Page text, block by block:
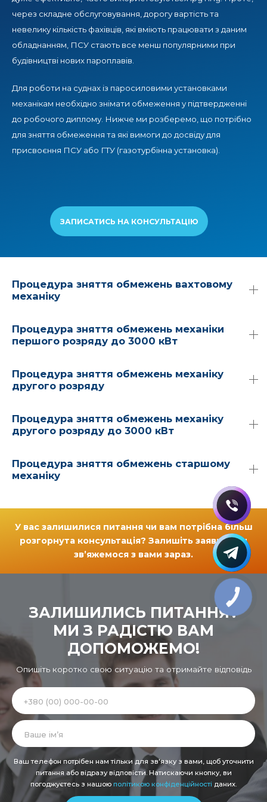
через складне обслуговування, дорогу вартість та
невелику кількість фахівців, які вміють працювати з даним
обладнанням, ПСУ стають все менш популярними при
будівництві нових пароплавів.
Для роботи на суднах із паросиловими установками
механікам необхідно знімати обмеження у підтвердженні
до робочого диплому. Нижче ми розберемо, що потрібно
для зняття обмеження та які вимоги до досвіду для
присвоєння ПСУ або ГТУ (газотурбінна установка).
ЗАПИСАТИСЬ НА КОНСУЛЬТАЦІЮ
Процедура зняття обмежень вахтовому
механіку
Процедура зняття обмежень механіки
першого розряду до 3000 кВт
Процедура зняття обмежень механіку
другого розряду
Процедура зняття обмежень механіку
другого розряду до 3000 кВт
Процедура зняття обмежень старшому
механіку
У вас залишилися питання чи вам потрібна більш
розгорнута консультація? Залишіть заявку і ми
зв’яжемося з вами зараз.
ЗАЛИШИЛИСЬ ПИТАННЯ?
МИ З РАДІСТЮ ВАМ
ДОПОМОЖЕМО!
Опишіть коротко свою ситуацію та отримайте відповідь
Ваш телефон потрібен нам тільки для зв'язку з вами, щоб уточнити
питання або відразу відповісти. Натискаючи кнопку, ви
погоджуєтесь з нашою політикою конфіденційності даних.
Alternative: